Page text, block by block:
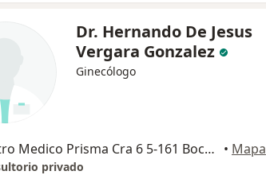
Dr. Hernando De Jesus
Vergara Gonzalez
Ginecólogo
Centro Medico Prisma Cra 6 5-161 Bocagrande, Cartagena • Mapa
privado